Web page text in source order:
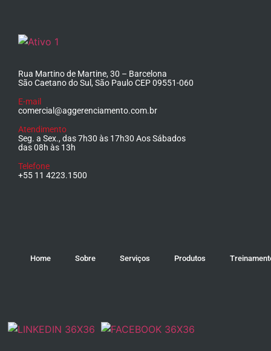
Rua Martino de Martine, 30 – Barcelona
São Caetano do Sul, São Paulo CEP 09551-060
E-mail
comercial@aggerenciamento.com.br
Atendimento
Seg. a Sex., das 7h30 às 17h30 Aos Sábados
das 08h às 13h
Telefone
+55 11 4223.1500
Home Sobre Serviços Produtos